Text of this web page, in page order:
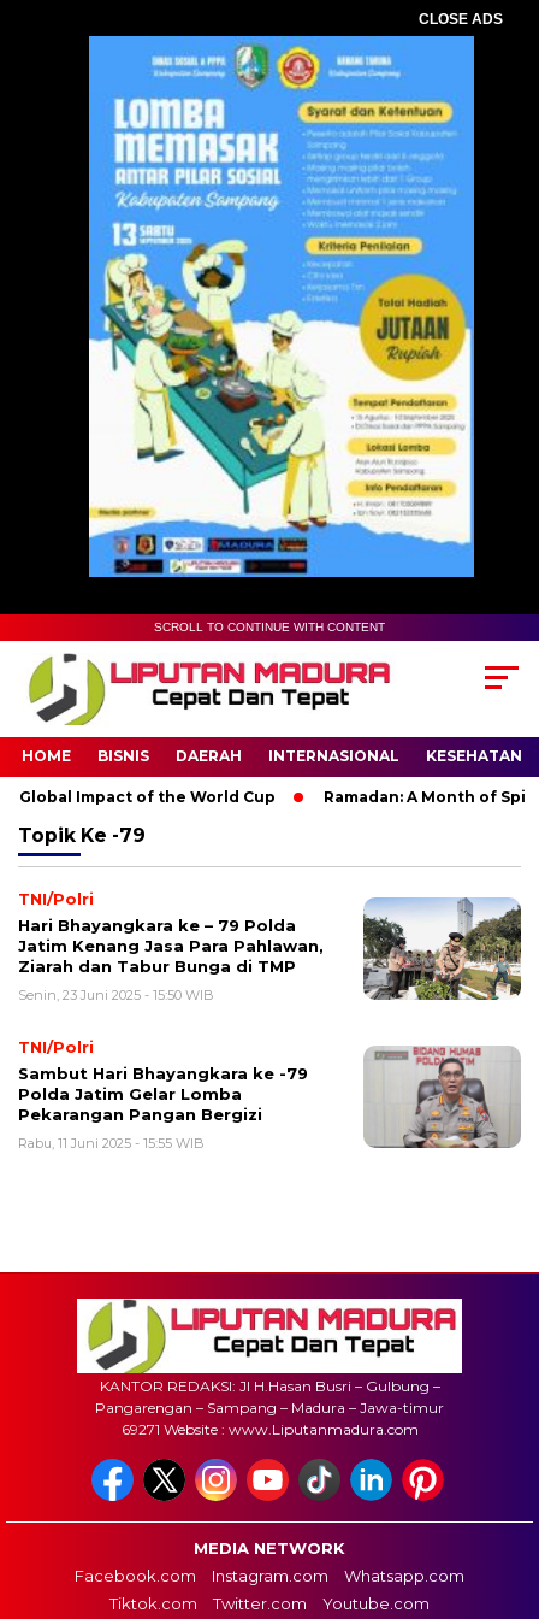
CLOSE ADS
SCROLL TO CONTINUE WITH CONTENT
HOME BISNIS DAERAH INTERNASIONAL KESEHATAN
Impact of the World Cup Ramadan: A Month of
Topik Ke -79
TNI/Polri
Hari Bhayangkara ke – 79 Polda
Jatim Kenang Jasa Para Pahlawan,
Ziarah dan Tabur Bunga di TMP
Senin, 23 Juni 2025 - 15:50 WIB
TNI/Polri
Sambut Hari Bhayangkara ke -79
Polda Jatim Gelar Lomba
Pekarangan Pangan Bergizi
Rabu, 11 Juni 2025 - 15:55 WIB
KANTOR REDAKSI: Jl H.Hasan Busri – Gulbung –
Pangarengan – Sampang – Madura – Jawa-timur
69271 Website : www.Liputanmadura.com
MEDIA NETWORK
Facebook.com
Instagram.com
Whatsapp.com
Tiktok.com
Twitter.com Youtube.com